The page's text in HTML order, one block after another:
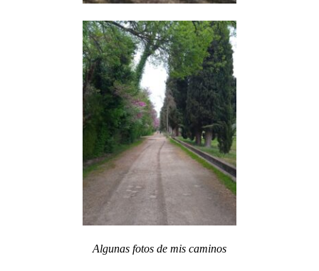
Algunas fotos de mis caminos